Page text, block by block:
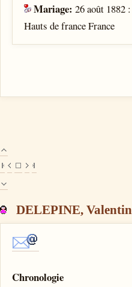
Mariage:26 août 1882
Hauts de france France
DELEPINE,
Chronologie